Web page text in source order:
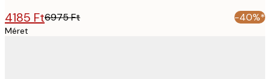
4185 Ft6975 Ft -40%*
Méret